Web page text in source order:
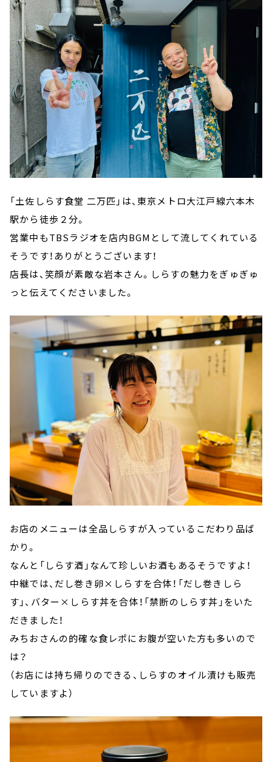
「土佐しらす食堂 二万匹」は、東京メトロ大江戸線六本木
駅から徒歩２分。
営業中もTBSラジオを店内BGMとして流してくれている
そうです！ありがとうございます！
店長は、笑顔が素敵な岩本さん。しらすの魅力をぎゅぎゅ
っと伝えてくださいました。
お店のメニューは全品しらすが入っているこだわり品ば
かり。
なんと「しらす酒」なんて珍しいお酒もあるそうですよ！
中継では、だし巻き卵×しらすを合体！「だし巻きしら
す」、バター×しらす丼を合体！「禁断のしらす丼」をいた
だきました！
みちおさんの的確な食レポにお腹が空いた方も多いので
は？
（お店には持ち帰りのできる、しらすのオイル漬けも販売
していますよ）